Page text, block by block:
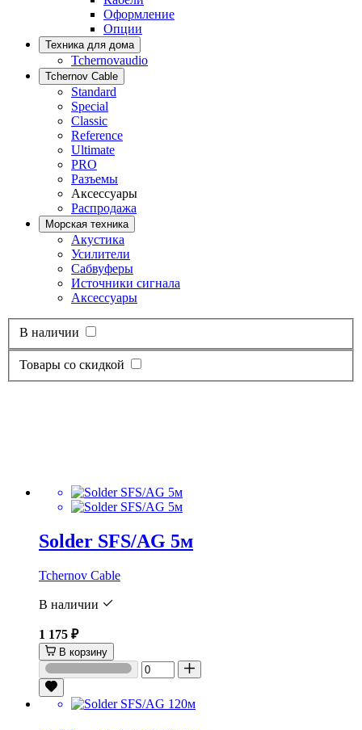
Оформление
Опции
Техника для дома
Tchernovaudio
Tchernov Cable
Standard
Special
Classic
Reference
Ultimate
PRO
Разъемы
Аксессуары
Распродажа
Морская техника
Акустика
Усилители
Сабвуферы
Источники сигнала
Аксессуары
В наличии
Товары со скидкой
Solder SFS/AG 5м
Tchernov Cable
В наличии
1 175 ₽
В корзину